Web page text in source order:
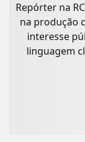
Repórter na
na produção
interesse
linguagem